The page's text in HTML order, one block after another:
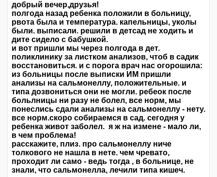
добрый вечер,друзья!
полгода назад ребенка положили в больницу,
рвота была и температура. капельницы, уколы
были. выписали. решили в детсад не ходить и
дите сидело с бабушкой.
и вот пришли мы через полгода в дет.
поликлинику за листком анализов, чтоб в садик
восстановиться. и с порога врач нас огорошила:
из больницы после выписки ИМ пришли
анализы на сальмонеллу, положительные. и
типа дозвониться они не могли. ребеок после
больлницы ни разу не болел, все норм, мы
понеслись сдали анализы на сальмонеллу - нету.
все норм.скоро собираемся в сад. сегодня у
ребенка живот заболел. я ж на измене - мало ли,
в чем проблема!
расскажите, плиз. про сальмонеллу ниче
толкового не нашла в нете. чем чревато,
проходит ли само - ведь тогда , в больнице, не
знали, что сальмонелла, лечили типа кишеч.